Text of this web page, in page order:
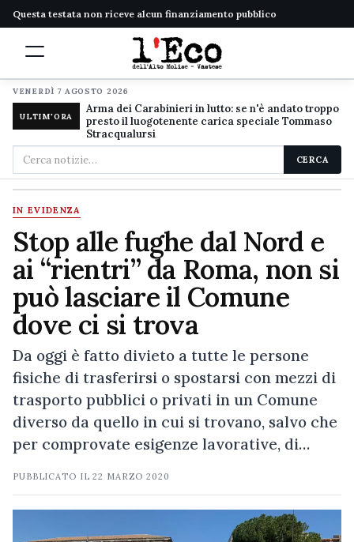
Questa testata non riceve alcun finanziamento pubblico
VENERDÌ 7 AGOSTO 2026
ULTIM'ORA
Arma dei Carabinieri in lutto: se n'è andato troppo
presto il luogotenente carica speciale Tommaso
Stracqualursi
Cerca
nel
sito
CERCA
IN EVIDENZA
Stop alle fughe dal Nord e
ai “rientri” da Roma, non si
può lasciare il Comune
dove ci si trova
Da oggi è fatto divieto a tutte le persone
fisiche di trasferirsi o spostarsi con mezzi di
trasporto pubblici o privati in un Comune
diverso da quello in cui si trovano, salvo che
per comprovate esigenze lavorative, di…
PUBBLICATO IL22 MARZO 2020